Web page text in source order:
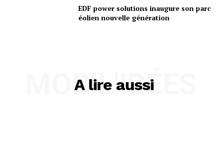
EDF power solutions inaugure son parc
éolien nouvelle génération
A lire aussi
MOBIL'IDÉES